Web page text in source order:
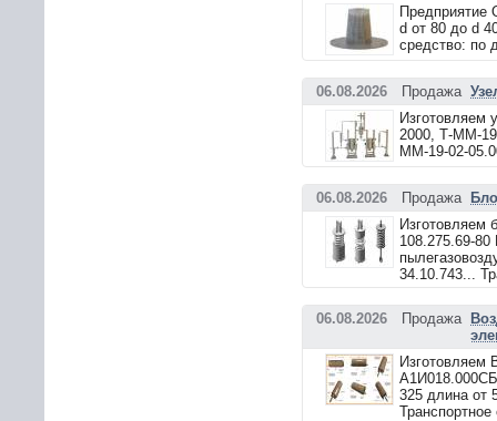
Предприятие
d от 80 до d
средство: по
06.08.2026 Продажа
2000, Т-ММ-
ММ-19-02-
06.08.2026 Продажа
Изготовляем
108.275.69-
34.10.743...
06.08.2026 Продажа
Изготовляем
325 длина от